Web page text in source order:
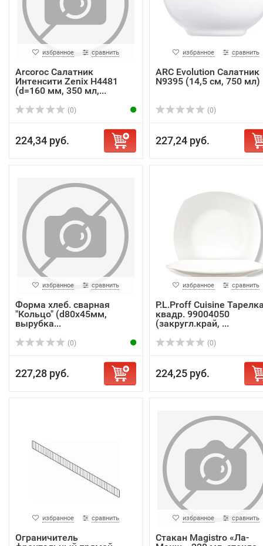
избранное сравнить
Arcoroc Салатник
Интенсити Zenix H4481
(d=160 мм, 350 мл,...
(0)
224,34 руб.
избранное сравнить
ARC Evolution Салатник
N9395 (14,5 см, 750 мл)
(0)
227,24 руб.
избранное сравнить
Форма хлеб. сварная
"Кольцо" (d80x45мм,
вырубка...
(0)
227,28 руб.
избранное сравнить
P.L.Proff Cuisine
квадр. 99004050
(закругл.край, ...
(0)
224,25 руб.
избранное сравнить
Ограничитель
избранное сравнить
Стакан Magistro «Ла-